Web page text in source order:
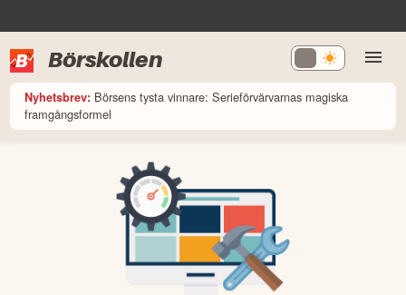
Börskollen
Nyhetsbrev: Börsens tysta vinnare: Serieförvärvarnas magiska
framgångsformel